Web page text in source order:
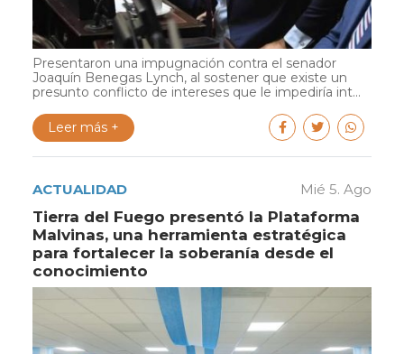
Presentaron una impugnación contra el senador
Joaquín Benegas Lynch, al sostener que existe un
presunto conflicto de intereses que le impediría int...
Leer más +
ACTUALIDAD Mié 5. Ago
Tierra del Fuego presentó la Plataforma
Malvinas, una herramienta estratégica
para fortalecer la soberanía desde el
conocimiento